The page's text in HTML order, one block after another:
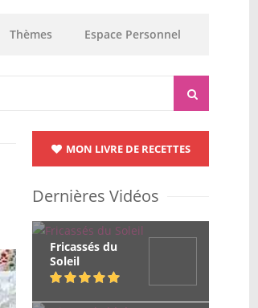
Thèmes Espace Personnel
MON LIVRE DE RECETTES
Dernières Vidéos
Fricassés du
Soleil